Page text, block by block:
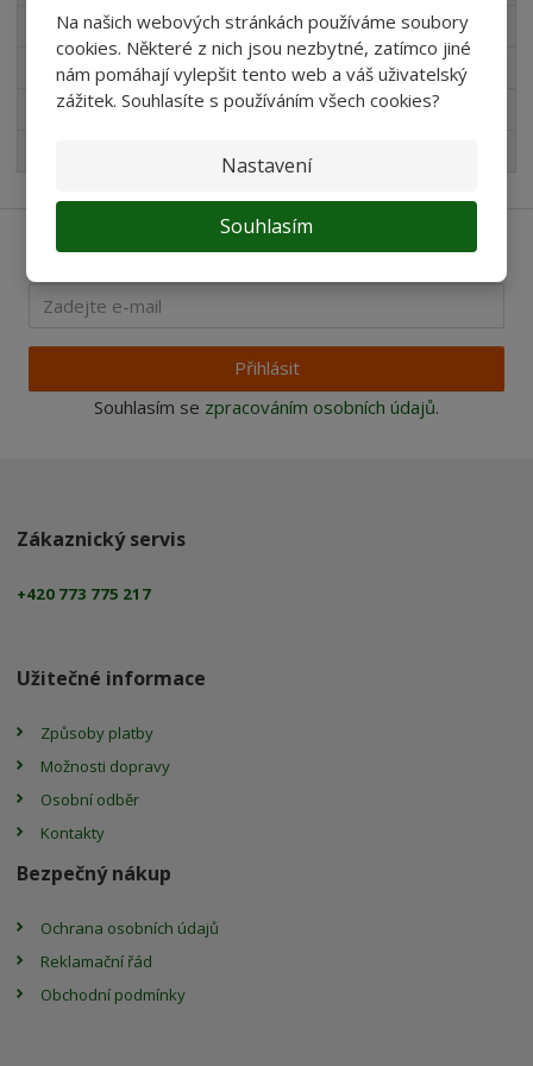
Na našich webových stránkách používáme soubory
cookies. Některé z nich jsou nezbytné, zatímco jiné
nám pomáhají vylepšit tento web a váš uživatelský
zážitek. Souhlasíte s používáním všech cookies?
Nastavení
Souhlasím
Novinky v sortimentu
Produkty pro akvaristy
Pro děti
Ať vám nic neunikne
Přihlásit
Souhlasím se zpracováním osobních údajů.
Zákaznický servis
+420 773 775 217
Užitečné informace
Způsoby platby
Možnosti dopravy
Osobní odběr
Kontakty
Bezpečný nákup
Ochrana osobních údajů
Reklamační řád
Obchodní podmínky